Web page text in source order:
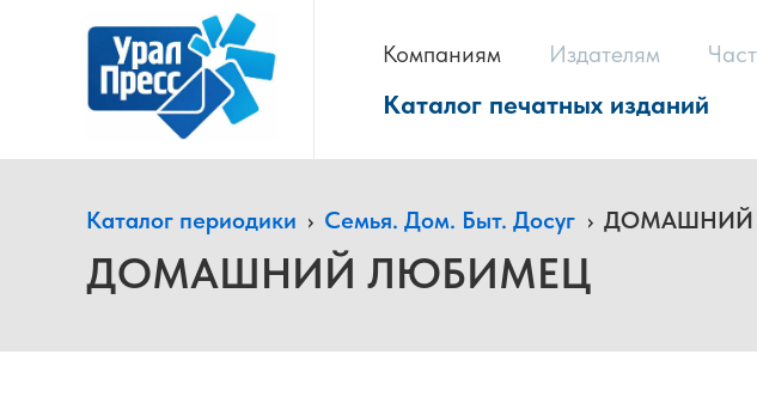
Компаниям Издателям
Каталог печатных изданий
Каталог периодики › Семья. Дом. Быт. Досуг › ДОМАШНИЙ
ДОМАШНИЙ ЛЮБИМЕЦ